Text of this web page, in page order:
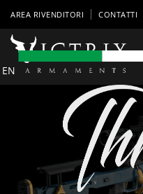
AREA RIVENDITORI CONTATTI
EN